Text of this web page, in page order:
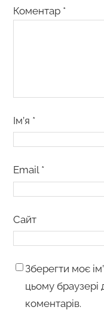
Коментар *
Ім’я *
Email *
Сайт
Зберегти моє
цьому
коментарів.